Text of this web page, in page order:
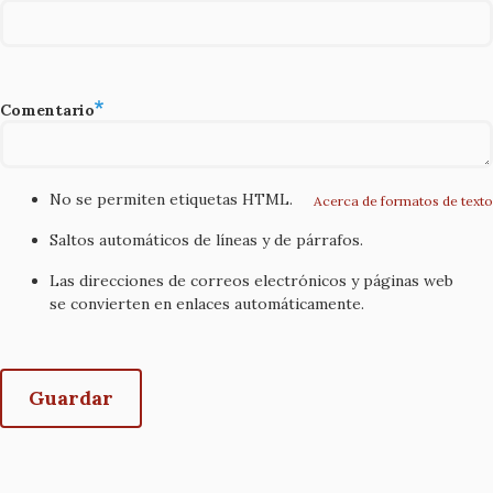
Comentario
Acerca de formatos de texto
No se permiten etiquetas HTML.
Saltos automáticos de líneas y de párrafos.
Las direcciones de correos electrónicos y páginas web
se convierten en enlaces automáticamente.